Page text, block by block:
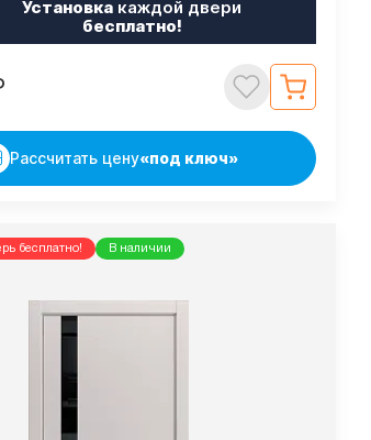
Установка каждой двери
бесплатно!
Рассчитать цену«под ключ»
бесплатно! В наличии